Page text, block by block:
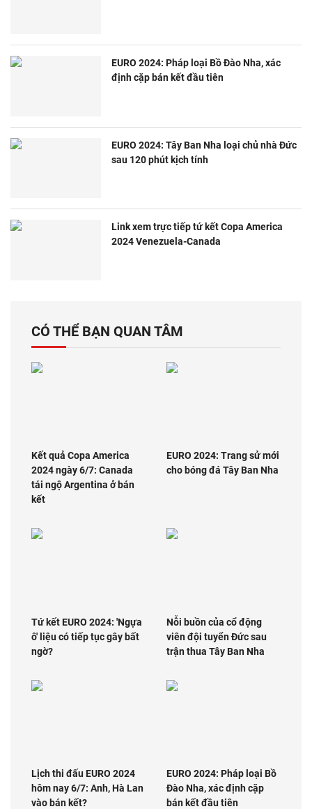
EURO 2024: Pháp loại Bồ Đào Nha, xác
định cặp bán kết đầu tiên
EURO 2024: Tây Ban Nha loại chủ nhà Đức
sau 120 phút kịch tính
Link xem trực tiếp tứ kết Copa America
2024 Venezuela-Canada
CÓ THỂ BẠN QUAN TÂM
Kết quả Copa America
2024 ngày 6/7: Canada
tái ngộ Argentina ở bán
kết
EURO 2024: Trang sử mới
cho bóng đá Tây Ban Nha
Tứ kết EURO 2024: 'Ngựa
ô' liệu có tiếp tục gây bất
ngờ?
Nỗi buồn của cổ động
viên đội tuyển Đức sau
trận thua Tây Ban Nha
Lịch thi đấu EURO 2024
hôm nay 6/7: Anh, Hà Lan
vào bán kết?
EURO 2024: Pháp loại Bồ
Đào Nha, xác định cặp
bán kết đầu tiên